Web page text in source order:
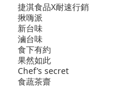
捷淇食品X耐速行銷
揪嗨派
新台味
滷台味
食下有約
果然如此
Chef’s secret
食蔬茶齋